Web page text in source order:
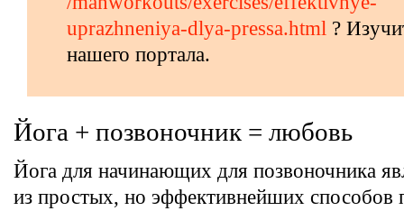
uprazhneniya-dlya-pressa.html ?
нашего портала.
Йога + позвоночник = любовь
Йога для начинающих для позвоночника
из простых, но эффективнейших способов